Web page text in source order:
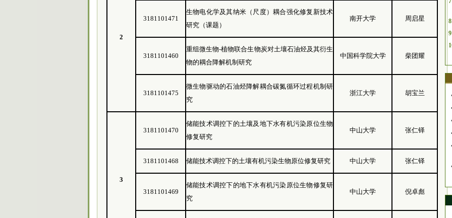
2
3181101471
生物电化学及其纳米（尺度）耦合强化修复新技术
研究（课题）
南开大学 周启星
3181101460
重组微生物-植物联合生物炭对土壤石油烃及其衍生
物的耦合降解机制研究
中国科学院大学 柴团耀
3181101475
微生物驱动的石油烃降解耦合碳氮循环过程机制研
究
浙江大学 胡宝兰
3
3181101470
储能技术调控下的土壤及地下水有机污染原位生物
修复研究
中山大学 张仁铎
3181101468 储能技术调控下的土壤有机污染生物原位修复研究 中山大学 张仁铎
3181101469
储能技术调控下的地下水有机污染原位生物修复研
究
中山大学 倪卓彪
8
9